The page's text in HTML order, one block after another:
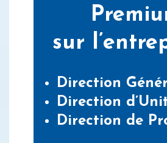
sur
Direction
Direction
Direction de